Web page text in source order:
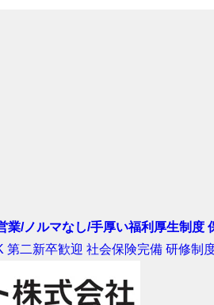
業/ノルマなし/手厚い福利厚生制度
第二新卒歓迎 社会保険完備 研修制